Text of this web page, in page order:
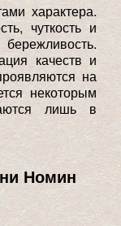
характера.
чуткость и
бережливость.
качеств и
на
некоторым
лишь в
Номин